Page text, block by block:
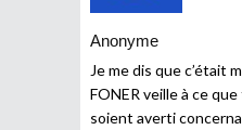
Anonyme
Je me dis que c’était
FONER veille à ce
soient averti